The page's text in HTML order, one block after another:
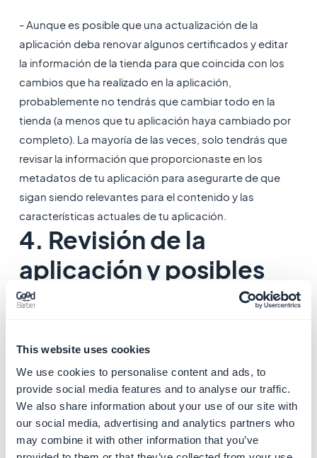
This website uses cookies
We use cookies to personalise content and ads, to
provide social media features and to analyse our traffic.
We also share information about your use of our site with
our social media, advertising and analytics partners who
may combine it with other information that you’ve
- Aunque es posible que una actualización de la
aplicación deba renovar algunos certificados y editar
la información de la tienda para que coincida con los
cambios que ha realizado en la aplicación,
probablemente no tendrás que cambiar todo en la
tienda (a menos que tu aplicación haya cambiado por
completo). La mayoría de las veces, solo tendrás que
revisar la información que proporcionaste en los
metadatos de tu aplicación para asegurarte de que
sigan siendo relevantes para el contenido y las
características actuales de tu aplicación.
4. Revisión de la
aplicación y posibles
rechazos por parte del
las tiendas
Tanto App Store Connect como Google Play anuncian
quela revisión de la aplicación puede demorar hasta
7 días.